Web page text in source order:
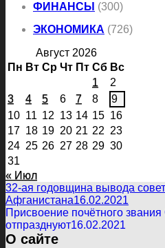
ФИНАНСЫ (300)
ЭКОНОМИКА (726)
Август 2026
Пн Вт Ср Чт Пт Сб Вс
1
2
3
4 5 6 7 8
9
10 11 12 13 14 15 16
17 18 19 20 21 22 23
24 25 26 27 28 29 30
31
« Июл
32-ая годовщина вывода
Афганистана16.02.2021
Присвоение почётного
отпразднуют16.02.2021
О сайте